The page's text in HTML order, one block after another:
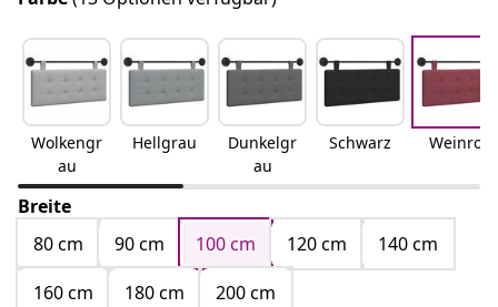
Wolkengr
au
Hellgrau
Dunkelgr
au
Schwarz Weinrot
Breite
80 cm
90 cm 100 cm 120 cm
140 cm
160 cm
180 cm
200 cm